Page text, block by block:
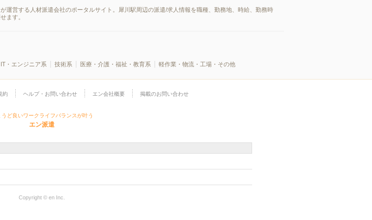
運営する人材派遣会社のポータルサイト。犀川駅周辺の派遣/求人情報を職種、勤務地、時給、勤務時
ます。
IT・エンジニア系 技術系 医療・介護・福祉・教育系 軽作業・物流・工場・その他
約 ヘルプ・お問い合わせ エン会社概要 掲載のお問い合わせ
うど良いワークライフバランスが叶う
エン派遣
Copyright © en Inc.